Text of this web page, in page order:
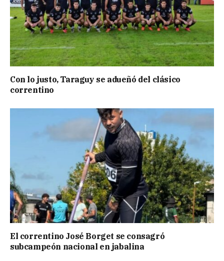
Con lo justo, Taraguy se adueñó del clásico
correntino
El correntino José Borget se consagró
subcampeón nacional en jabalina